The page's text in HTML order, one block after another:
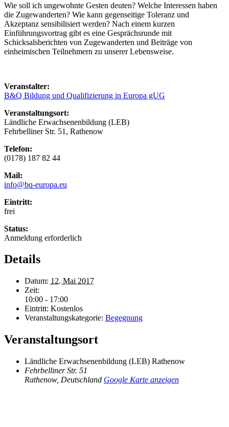
Wie soll ich ungewohnte Gesten deuten? Welche Interessen haben
die Zugewanderten? Wie kann gegenseitige Toleranz und
Akzeptanz sensibilisiert werden? Nach einem kurzen
Einführungsvortrag gibt es eine Gesprächsrunde mit
Schicksalsberichten von Zugewanderten und Beiträge von
einheimischen Teilnehmern zu unserer Lebensweise.
Veranstalter:
B&Q Bildung und Qualifizierung in Europa gUG
Veranstaltungsort:
Ländliche Erwachsenenbildung (LEB)
Fehrbelliner Str. 51, Rathenow
Telefon:
(0178) 187 82 44
Mail:
info@bq-europa.eu
Eintritt:
frei
Status:
Anmeldung erforderlich
Details
Datum: 12. Mai 2017
Zeit:
10:00 - 17:00
Eintritt: Kostenlos
Veranstaltungskategorie: Begegnung
Veranstaltungsort
Ländliche Erwachsenenbildung (LEB) Rathenow
Fehrbelliner Str. 51
Rathenow, Deutschland Google Karte anzeigen